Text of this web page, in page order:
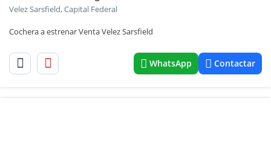
Velez Sarsfield, Capital Federal
Cochera a estrenar Venta Velez Sarsfield
WhatsApp Contactar